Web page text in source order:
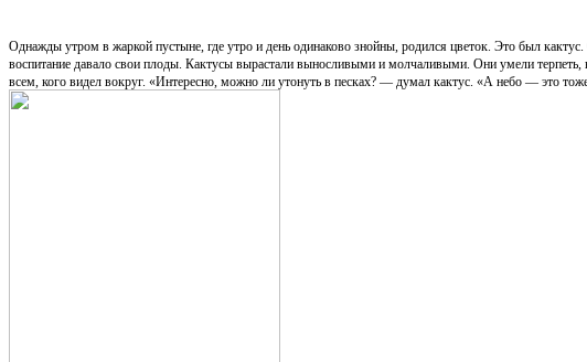
Однажды утром в жаркой пустыне, где утро и день одинаково знойны, родился цветок. Это был
воспитание давало свои плоды. Кактусы вырастали выносливыми и молчаливыми. Они умели
всем, кого видел вокруг. «Интересно, можно ли утонуть в песках? — думал кактус. «А небо — это